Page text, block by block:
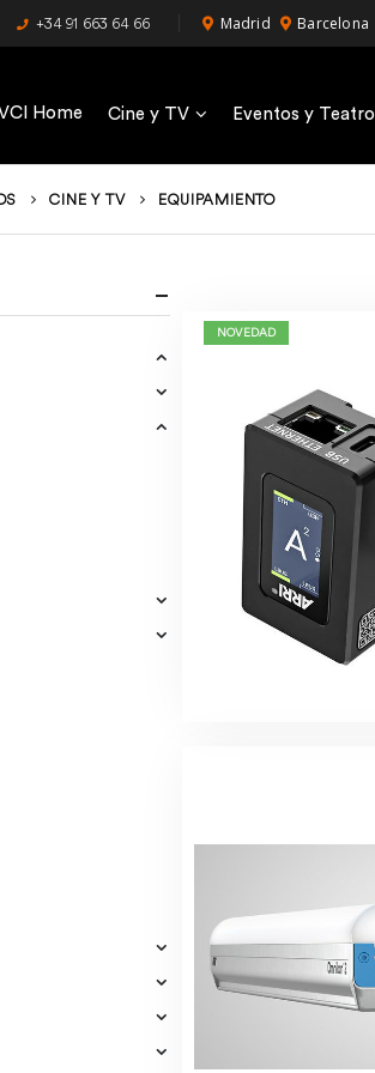
+34 91 663 64 66 Madrid Barcelona
Home Cine y TV Eventos y Teatro
CINE Y TV EQUIPAMIENTO
NOVEDAD